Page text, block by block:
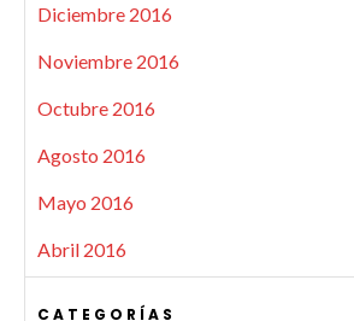
Diciembre 2016
Noviembre 2016
Octubre 2016
Agosto 2016
Mayo 2016
Abril 2016
CATEGORÍAS